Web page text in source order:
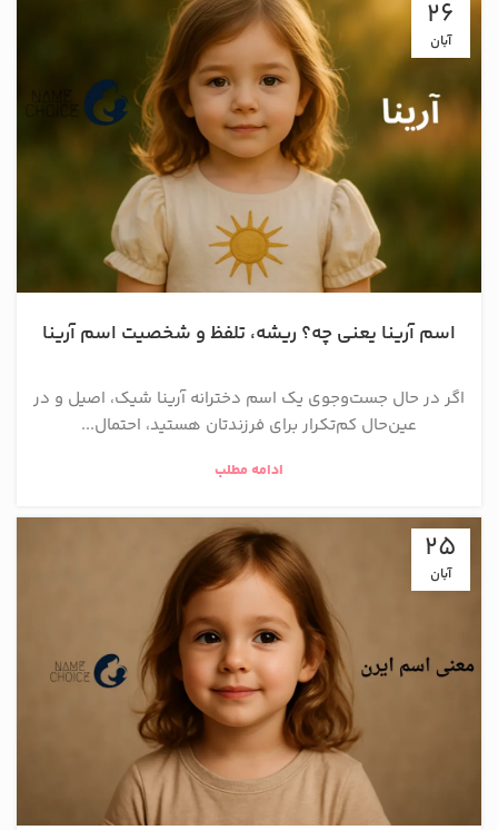
26
آبان
اسم آرینا یعنی چه؟ ریشه، تلفظ و شخصیت اسم آرینا
اگر در حال جست‌وجوی یک اسم دخترانه آرینا شیک، اصیل و در
عین‌حال کم‌تکرار برای فرزندتان هستید، احتمال...
ادامه مطلب
25
آبان